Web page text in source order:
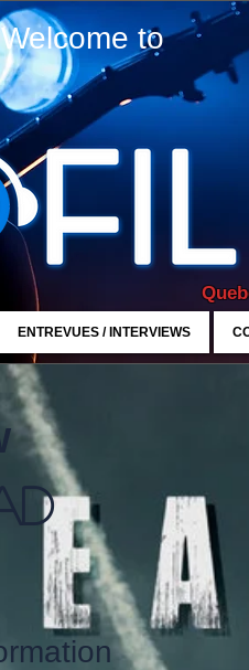
to
ENTREVUES / INTERVIEWS